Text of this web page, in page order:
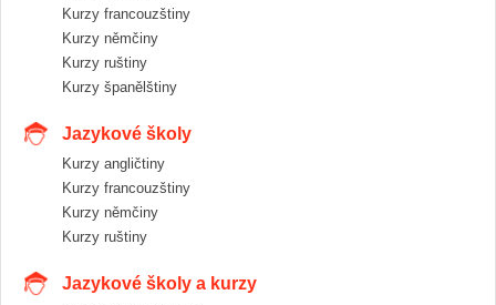
Kurzy francouzštiny
Kurzy němčiny
Kurzy ruštiny
Kurzy španělštiny
Jazykové školy
Kurzy angličtiny
Kurzy francouzštiny
Kurzy němčiny
Kurzy ruštiny
Jazykové školy a kurzy